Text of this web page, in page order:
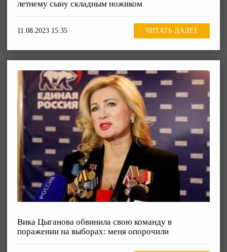
летнему сыну складным ножиком
11.08.2023 15:35 ЧИТАТЬ ДАЛЕЕ
Вика Цыганова обвинила свою команду в
поражении на выборах: меня опорочили